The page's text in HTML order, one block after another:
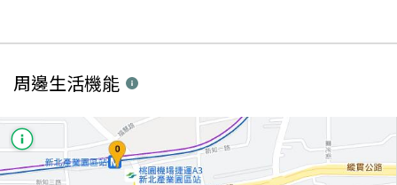
周邊生活機能